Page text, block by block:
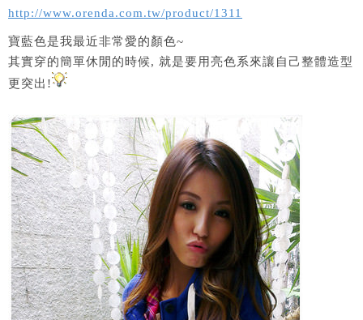
http://www.orenda.com.tw/product/1311
寶藍色是我最近非常愛的顏色~
其實穿的簡單休閒的時候, 就是要用亮色系來讓自己整體造型
更突出!